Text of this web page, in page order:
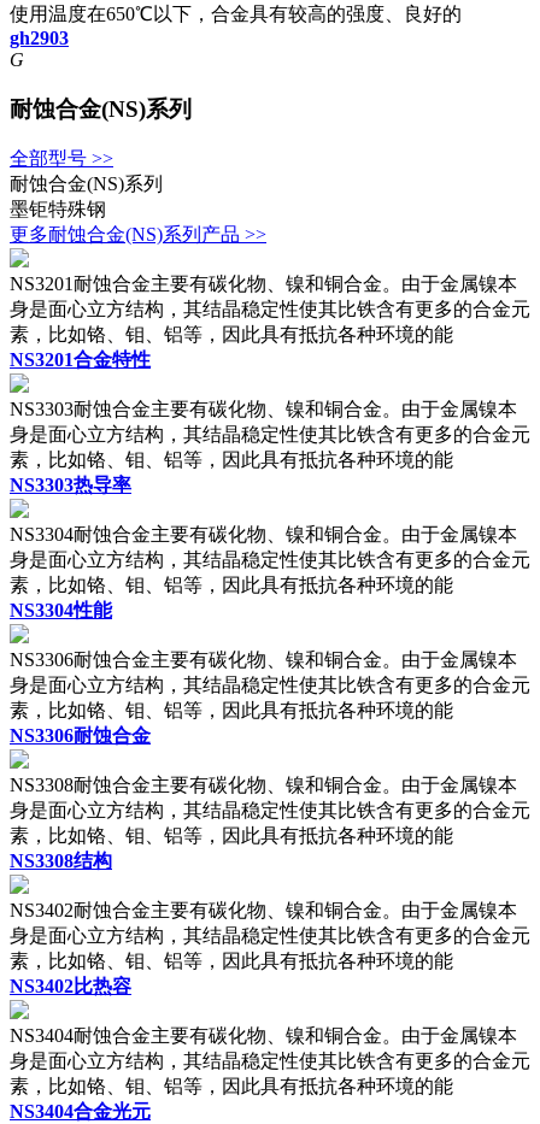
使用温度在650℃以下，合金具有较高的强度、良好的
gh2903
G
耐蚀合金(NS)系列
全部型号 >>
耐蚀合金(NS)系列
墨钜特殊钢
更多耐蚀合金(NS)系列产品 >>
NS3201耐蚀合金主要有碳化物、镍和铜合金。由于金属镍本
身是面心立方结构，其结晶稳定性使其比铁含有更多的合金元
素，比如铬、钼、铝等，因此具有抵抗各种环境的能
NS3201合金特性
NS3303耐蚀合金主要有碳化物、镍和铜合金。由于金属镍本
身是面心立方结构，其结晶稳定性使其比铁含有更多的合金元
素，比如铬、钼、铝等，因此具有抵抗各种环境的能
NS3303热导率
NS3304耐蚀合金主要有碳化物、镍和铜合金。由于金属镍本
身是面心立方结构，其结晶稳定性使其比铁含有更多的合金元
素，比如铬、钼、铝等，因此具有抵抗各种环境的能
NS3304性能
NS3306耐蚀合金主要有碳化物、镍和铜合金。由于金属镍本
身是面心立方结构，其结晶稳定性使其比铁含有更多的合金元
素，比如铬、钼、铝等，因此具有抵抗各种环境的能
NS3306耐蚀合金
NS3308耐蚀合金主要有碳化物、镍和铜合金。由于金属镍本
身是面心立方结构，其结晶稳定性使其比铁含有更多的合金元
素，比如铬、钼、铝等，因此具有抵抗各种环境的能
NS3308结构
NS3402耐蚀合金主要有碳化物、镍和铜合金。由于金属镍本
身是面心立方结构，其结晶稳定性使其比铁含有更多的合金元
素，比如铬、钼、铝等，因此具有抵抗各种环境的能
NS3402比热容
NS3404耐蚀合金主要有碳化物、镍和铜合金。由于金属镍本
身是面心立方结构，其结晶稳定性使其比铁含有更多的合金元
素，比如铬、钼、铝等，因此具有抵抗各种环境的能
NS3404合金光元